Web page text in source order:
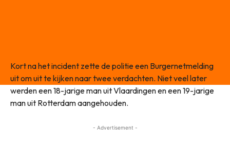
Kort na het incident zette de politie een Burgernetmelding
uit om uit te kijken naar twee verdachten. Niet veel later
werden een 18-jarige man uit Vlaardingen en een 19-jarige
man uit Rotterdam aangehouden.
- Advertisement -